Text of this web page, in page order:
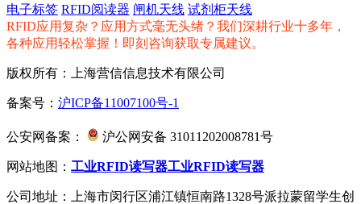
电子标签 RFID阅读器 闸机天线 试剂柜天线
RFID应用复杂？应用方式毫无头绪？我们深耕行业十多年，
各种应用轻松掌握！即刻咨询获取专属建议。
版权所有：上海营信信息技术有限公司
备案号： 沪ICP备11007100号-1
公安网备案： 沪公网安备 31011202008781号
网站地图： 工业RFID读写器工业RFID读写器
公司地址：上海市闵行区浦江镇恒南路1328号派拉蒙留学生创